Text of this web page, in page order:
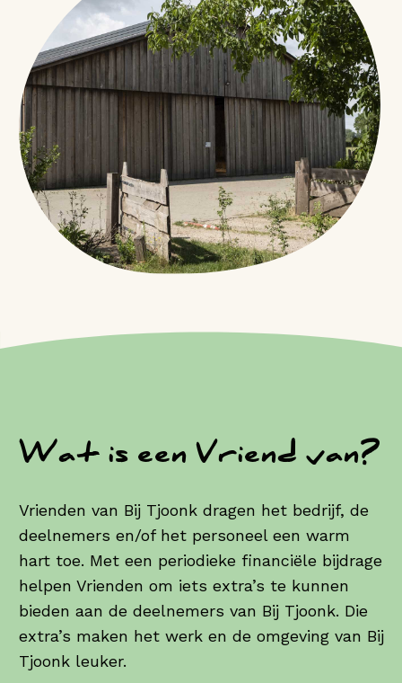
Wat is een Vriend van?
Vrienden van Bij Tjoonk dragen het bedrijf, de
deelnemers en/of het personeel een warm
hart toe. Met een periodieke financiële bijdrage
helpen Vrienden om iets extra’s te kunnen
bieden aan de deelnemers van Bij Tjoonk. Die
extra’s maken het werk en de omgeving van Bij
Tjoonk leuker.